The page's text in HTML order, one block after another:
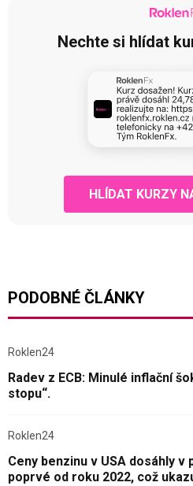
Nechte si hlídat
HLÍDAT KURZY
PODOBNÉ ČLÁNKY
Roklen24
Radev z ECB: Minulé inflační
stopu“.
Roklen24
Ceny benzinu v USA dosáhly
poprvé od roku 2022, což